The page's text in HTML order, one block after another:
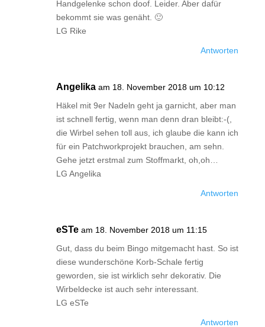
Handgelenke schon doof. Leider. Aber dafür
bekommt sie was genäht. 🙂
LG Rike
Antworten
Angelika am 18. November 2018 um 10:12
Häkel mit 9er Nadeln geht ja garnicht, aber man
ist schnell fertig, wenn man denn dran bleibt:-(,
die Wirbel sehen toll aus, ich glaube die kann ich
für ein Patchworkprojekt brauchen, am sehn.
Gehe jetzt erstmal zum Stoffmarkt, oh,oh…
LG Angelika
Antworten
eSTe am 18. November 2018 um 11:15
Gut, dass du beim Bingo mitgemacht hast. So ist
diese wunderschöne Korb-Schale fertig
geworden, sie ist wirklich sehr dekorativ. Die
Wirbeldecke ist auch sehr interessant.
LG eSTe
Antworten